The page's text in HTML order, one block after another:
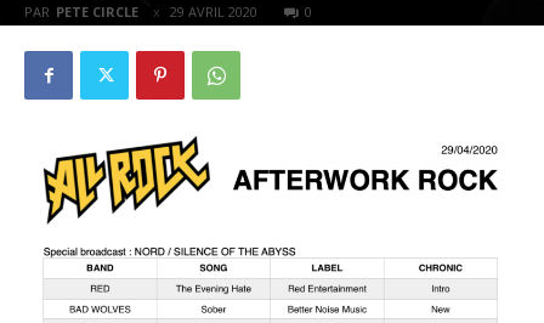
PAR PETE CIRCLE 29 AVRIL 2020 0